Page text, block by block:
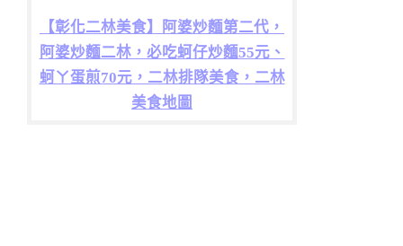
【彰化二林美食】阿婆炒麵第二代，
阿婆炒麵二林，必吃蚵仔炒麵55元、
蚵ㄚ蛋煎70元，二林排隊美食，二林
美食地圖